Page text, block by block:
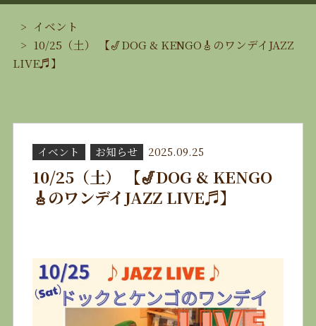
イベント
10/25（土） 【🎷DOG & KENGO🎸のワンデイJAZZ
LIVE♬】
イベント お知らせ 2025.09.25
10/25（土） 【🎷DOG & KENGO
🎸のワンデイJAZZ LIVE♬】